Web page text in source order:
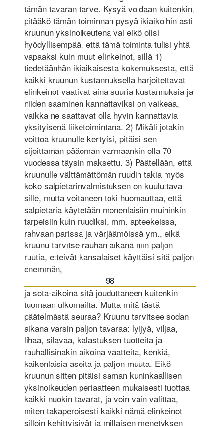
tämän tavaran tarve. Kysyä voidaan kuitenkin,
pitääkö tämän toiminnan pysyä ikiaikoihin asti
kruunun yksinoikeutena vai eikö olisi
hyödyllisempää, että tämä toiminta tulisi yhtä
vapaaksi kuin muut elinkeinot, sillä 1)
tiedetäänhän ikiaikaisesta kokemuksesta, että
kaikki kruunun kustannuksella harjoitettavat
elinkeinot vaativat aina suuria kustannuksia ja
niiden saaminen kannattaviksi on vaikeaa,
vaikka ne saattavat olla hyvin kannattavia
yksityisenä liiketoimintana. 2) Mikäli jotakin
voittoa kruunulle kertyisi, pitäisi sen
sijoittaman pääoman varmaankin olla 70
vuodessa täysin maksettu. 3) Päätellään, että
kruunulle välttämättömän ruudin takia myös
koko salpietarinvalmistuksen on kuuluttava
sille, mutta voitaneen toki huomauttaa, että
salpietaria käytetään monenlaisiin muihinkin
tarpeisiin kuin ruudiksi, mm. apteekeissa,
rahvaan parissa ja värjäämöissä ym., eikä
kruunu tarvitse rauhan aikana niin paljon
ruutia, etteivät kansalaiset käyttäisi sitä paljon
enemmän,
98
ja sota-aikoina sitä jouduttaneen kuitenkin
tuomaan ulkomailta. Mutta mitä tästä
päätelmästä seuraa? Kruunu tarvitsee sodan
aikana varsin paljon tavaraa: lyijyä, viljaa,
lihaa, silavaa, kalastuksen tuotteita ja
rauhallisinakin aikoina vaatteita, kenkiä,
kaikenlaisia aseita ja paljon muuta. Eikö
kruunun sitten pitäisi saman kuninkaallisen
yksinoikeuden periaatteen mukaisesti tuottaa
kaikki nuokin tavarat, ja voin vain valittaa,
miten takaperoisesti kaikki nämä elinkeinot
silloin kehittyisivät ja millaisen menetyksen